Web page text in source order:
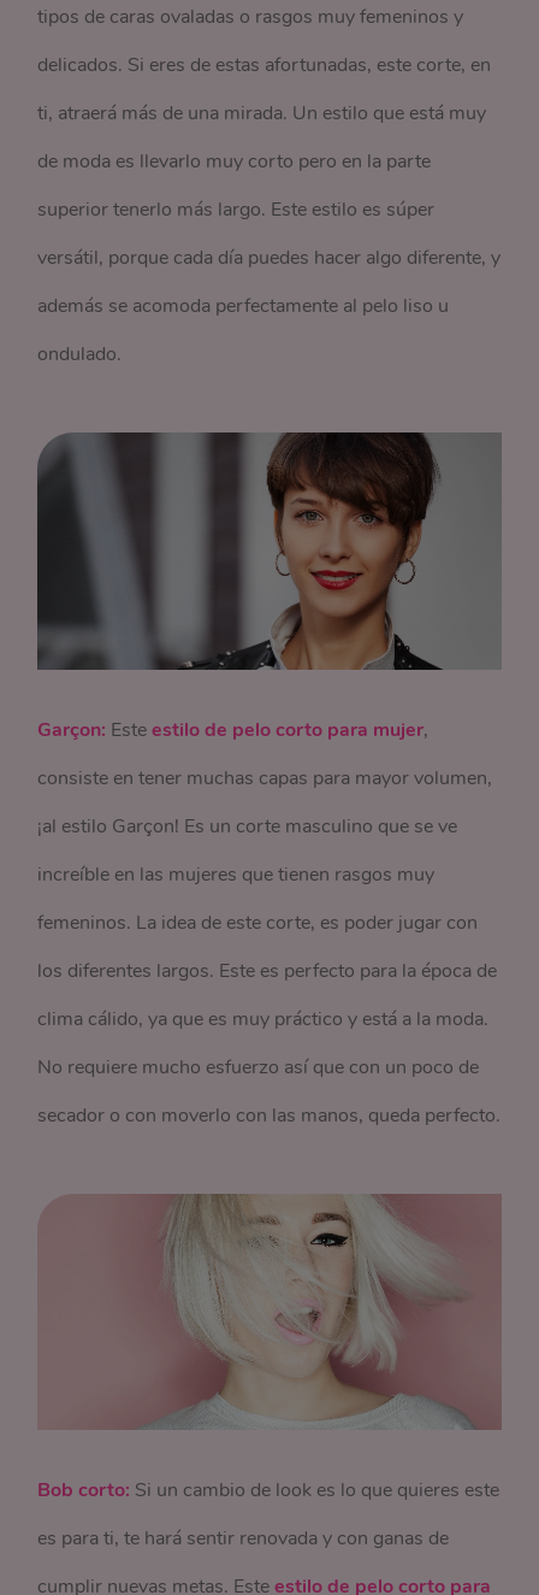
tipos de caras ovaladas o rasgos muy femeninos y
delicados. Si eres de estas afortunadas, este corte, en
ti, atraerá más de una mirada. Un estilo que está muy
de moda es llevarlo muy corto pero en la parte
superior tenerlo más largo. Este estilo es súper
versátil, porque cada día puedes hacer algo diferente, y
además se acomoda perfectamente al pelo liso u
ondulado.
Garçon: Esteestilo de pelo corto para mujer,
consiste en tener muchas capas para mayor volumen,
¡al estilo Garçon! Es un corte masculino que se ve
increíble en las mujeres que tienen rasgos muy
femeninos. La idea de este corte, es poder jugar con
los diferentes largos. Este es perfecto para la época de
clima cálido, ya que es muy práctico y está a la moda.
No requiere mucho esfuerzo así que con un poco de
secador o con moverlo con las manos, queda perfecto.
Bob corto: Si un cambio de look es lo que quieres este
es para ti, te hará sentir renovada y con ganas de
cumplir nuevas metas. Esteestilo de pelo corto para